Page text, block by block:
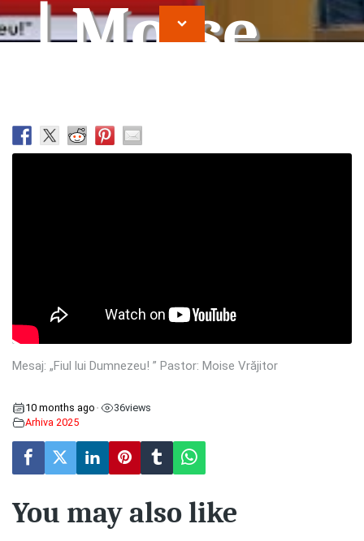
| Moise
Vrajitor
Mesaj: „Fiul lui Dumnezeu! ” Pastor: Moise Vrăjitor
10 months ago • 36views
Arhiva 2025
You may also like